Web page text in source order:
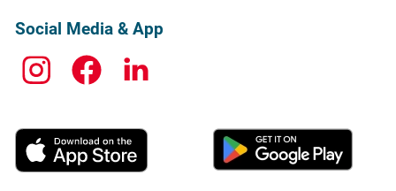
Social Media & App